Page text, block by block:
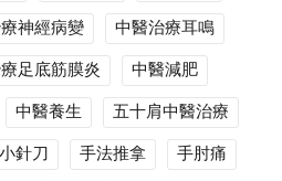
神經病變
中醫治療耳鳴
足底筋膜炎
中醫減肥
中醫養生
五十肩中醫治療
小針刀 手法推拿
手肘痛